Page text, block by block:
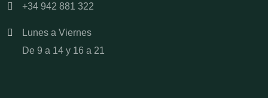
+34 942 881 322
Lunes a Viernes
De 9 a 14 y 16 a 21